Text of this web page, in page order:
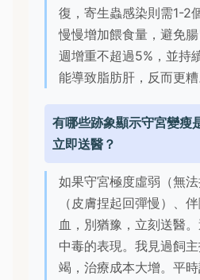
復，寄生蟲感染則需1-2
慢慢增加餵食量，避免
週增重不超過5%，並持
能導致脂肪肝，反而更糟
有哪些跡象顯示守宮變瘦
立即送醫？
如果守宮極度虛弱（無
（皮膚捏起回彈慢）、
血，別猶豫，立刻送醫
中毒的表現。我見過飼
竭，治療成本大增。平